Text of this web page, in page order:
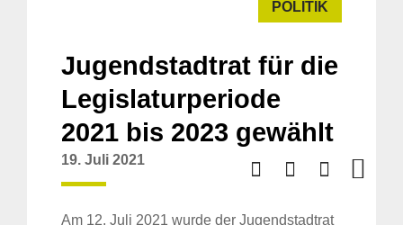
POLITIK
Jugendstadtrat für die
Legislaturperiode
2021 bis 2023 gewählt
19. Juli 2021
Am 12. Juli 2021 wurde der Jugendstadtrat